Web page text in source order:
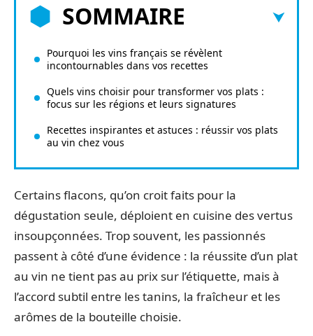
SOMMAIRE
Pourquoi les vins français se révèlent
incontournables dans vos recettes
Quels vins choisir pour transformer vos plats :
focus sur les régions et leurs signatures
Recettes inspirantes et astuces : réussir vos plats
au vin chez vous
Certains flacons, qu’on croit faits pour la
dégustation seule, déploient en cuisine des vertus
insoupçonnées. Trop souvent, les passionnés
passent à côté d’une évidence : la réussite d’un plat
au vin ne tient pas au prix sur l’étiquette, mais à
l’accord subtil entre les tanins, la fraîcheur et les
arômes de la bouteille choisie.